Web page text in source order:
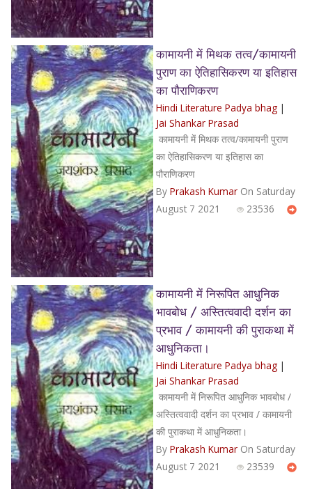
कामायनी में मिथक तत्व/कामायनी
पुराण का ऐतिहासिकरण या इतिहास
का पौराणिकरण
Hindi Literature Padya bhag|
Jai Shankar Prasad
कामायनी में मिथक तत्व/कामायनी पुराण
का ऐतिहासिकरण या इतिहास का
पौराणिकरण
By Prakash KumarOn Saturday
August 7 2021
23536
कामायनी में निरूपित आधुनिक
भावबोध / अस्तित्ववादी दर्शन का
प्रभाव / कामायनी की पुराकथा में
आधुनिकता।
Hindi Literature Padya bhag|
Jai Shankar Prasad
कामायनी में निरूपित आधुनिक भावबोध /
अस्तित्ववादी दर्शन का प्रभाव / कामायनी
की पुराकथा में आधुनिकता।
By Prakash KumarOn Saturday
August 7 2021
23539